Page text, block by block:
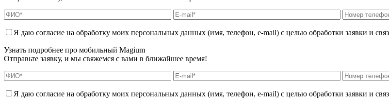
Я даю согласие на обработку моих персональных данных (имя, телефон, e-mail) с целью обработки заявки и
Узнать подробнее про мобильный Magium
Отправьте заявку, и мы свяжемся с вами в ближайшее время!
Я даю согласие на обработку моих персональных данных (имя, телефон, e-mail) с целью обработки заявки и